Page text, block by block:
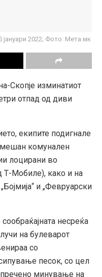
јануари 2022; Фото: Мета.мк
Скопје изминатиот
отпад од диви
екипите подигнале
мешан комунален
лоцирани во
Т-Мобиле), како и на
и „Февруарски
несреќа
на булеварот
со
песок, со цел
минување на